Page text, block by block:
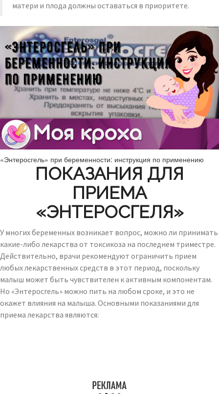
матери и плода должны оставаться в приоритете.
«Энтеросгель» при беременности: инструкция по применению
ПОКАЗАНИЯ ДЛЯ
ПРИЕМА
«ЭНТЕРОСГЕЛЯ»
У многих беременных возникает вопрос, можно ли принимать
какие-либо лекарства от токсикоза на последнем триместре.
Действительно, врачи рекомендуют ограничить прием
любых лекарственных средств в этот период, поскольку
малыш может быть чувствителен к активным компонентам.
Но «Энтеросгель» можно пить на любом сроке, и это не
окажет влияния на малыша. Основными показаниями для
приема лекарства являются: